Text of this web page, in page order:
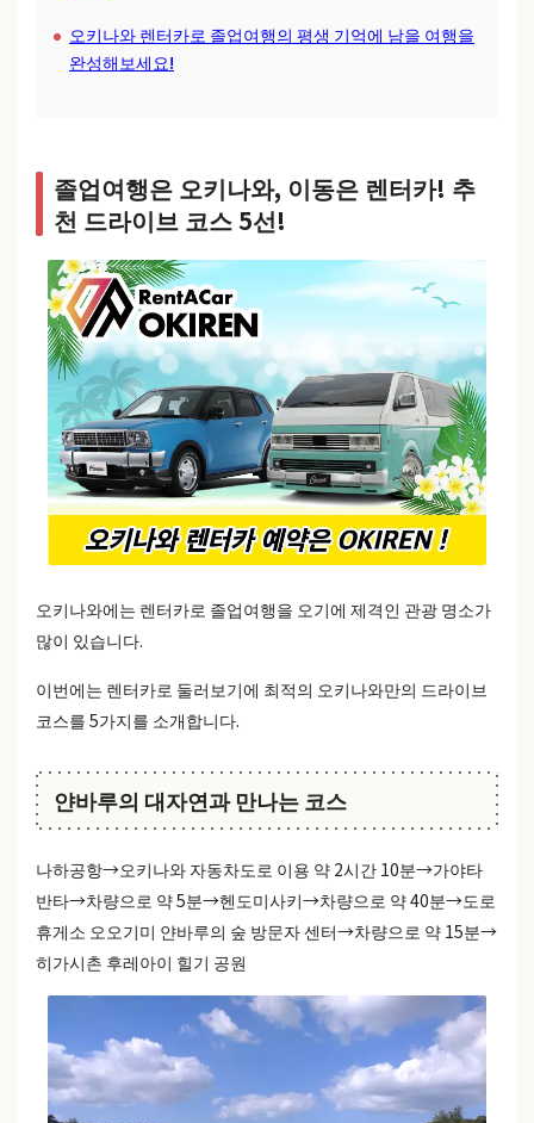
오키나와 렌터카로 졸업여행의 평생 기억에 남을 여행을
완성해보세요!
졸업여행은 오키나와, 이동은 렌터카! 추
천 드라이브 코스 5선!
오키나와에는 렌터카로 졸업여행을 오기에 제격인 관광 명소가
많이 있습니다.
이번에는 렌터카로 둘러보기에 최적의 오키나와만의 드라이브
코스를 5가지를 소개합니다.
얀바루의 대자연과 만나는 코스
나하공항→오키나와 자동차도로 이용 약 2시간 10분→가야타
반타→차량으로 약 5분→헨도미사키→차량으로 약 40분→도로
휴게소 오오기미 얀바루의 숲 방문자 센터→차량으로 약 15분→
히가시촌 후레아이 힐기 공원